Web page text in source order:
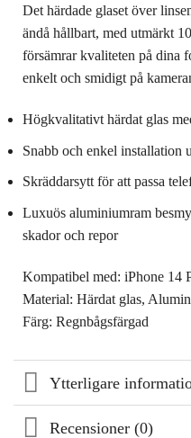
Det härdade glaset över
ändå hållbart, med utmärkt
försämrar kvaliteten på dina
enkelt och smidigt på
Högkvalitativt härdat glas
Snabb och enkel installation
Skräddarsytt för att passa
Luxuös aluminiumram
skador och repor
Kompatibel med: iPhone 14
Material: Härdat glas,
Färg: Regnbågsfärgad
Ytterligare
Recensioner (0)